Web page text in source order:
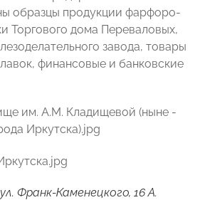
образцы продукции фарфоро-
Торгового дома Переваловых,
завода, товары
финансовые и банковские
Франк-Каменецкого, 16 А.